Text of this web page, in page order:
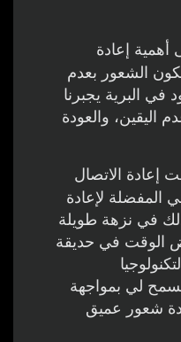
أهمية إعادة
الشعور بعدم
في البرية يجبرنا
اليقين، والعودة
إعادة الاتصال
المفضلة لإعادة
في نزهة طويلة
الوقت في حديقة
لي بمواجهة
شعور عميق